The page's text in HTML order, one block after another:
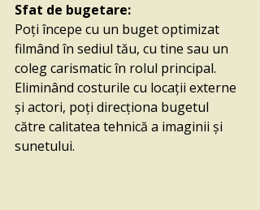
Sfat de bugetare:
Poți începe cu un buget optimizat
filmând în sediul tău, cu tine sau un
coleg carismatic în rolul principal.
Eliminând costurile cu locații externe
și actori, poți direcționa bugetul
către calitatea tehnică a imaginii și
sunetului.